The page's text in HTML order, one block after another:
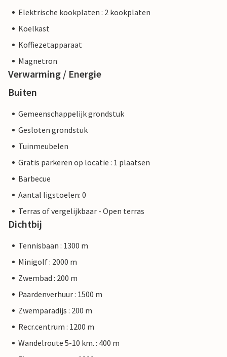
Elektrische kookplaten : 2 kookplaten
Koelkast
Koffiezetapparaat
Magnetron
Verwarming / Energie
Buiten
Gemeenschappelijk grondstuk
Gesloten grondstuk
Tuinmeubelen
Gratis parkeren op locatie : 1 plaatsen
Barbecue
Aantal ligstoelen: 0
Terras of vergelijkbaar - Open terras
Dichtbij
Tennisbaan : 1300 m
Minigolf : 2000 m
Zwembad : 200 m
Paardenverhuur : 1500 m
Zwemparadijs : 200 m
Recr.centrum : 1200 m
Wandelroute 5-10 km. : 400 m